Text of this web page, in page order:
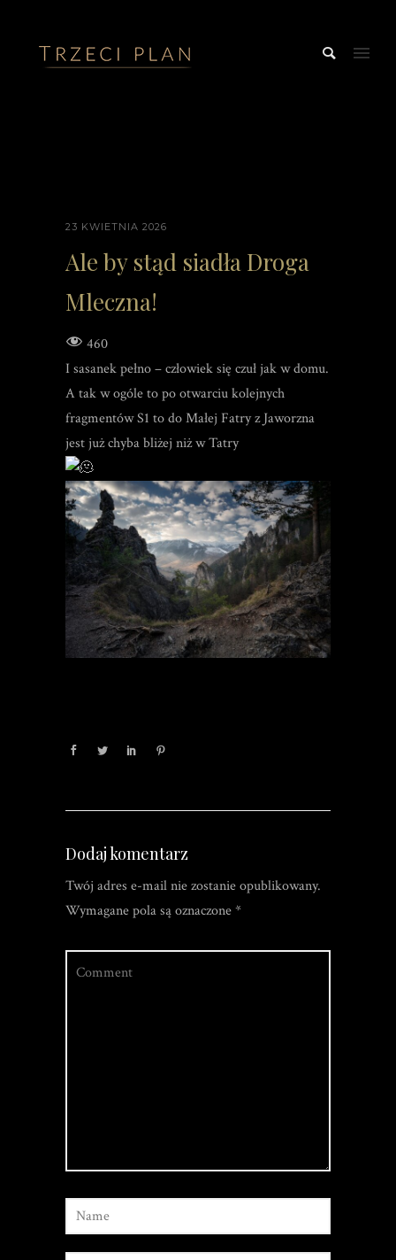
23 KWIETNIA 2026
Ale by stąd siadła Droga
Mleczna!
460
I sasanek pełno – człowiek się czuł jak w domu.
A tak w ogóle to po otwarciu kolejnych
fragmentów S1 to do Małej Fatry z Jaworzna
jest już chyba bliżej niż w Tatry
Dodaj komentarz
Twój adres e-mail nie zostanie opublikowany.
Wymagane pola są oznaczone*